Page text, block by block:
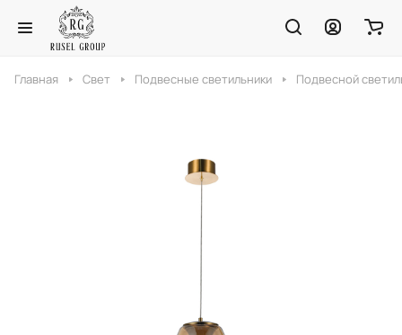
Главная Свет Подвесные светильники Подвесной